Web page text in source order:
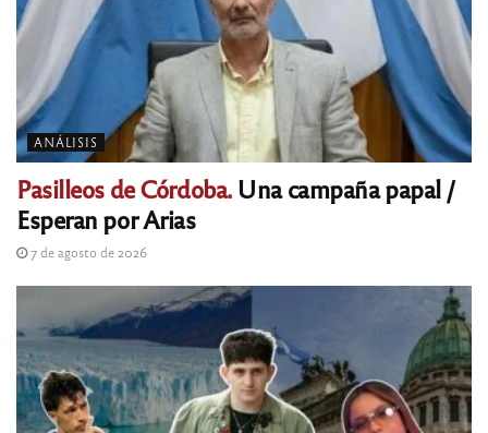
ANÁLISIS
Pasilleos de Córdoba.Una campaña papal /
Esperan por Arias
7 de agosto de 2026